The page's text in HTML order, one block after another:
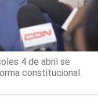
4 de abril se
constitucional.